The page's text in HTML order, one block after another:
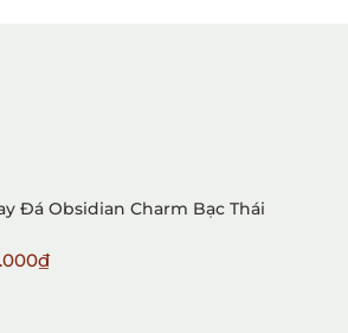
Đá Obsidian Charm Bạc Thái